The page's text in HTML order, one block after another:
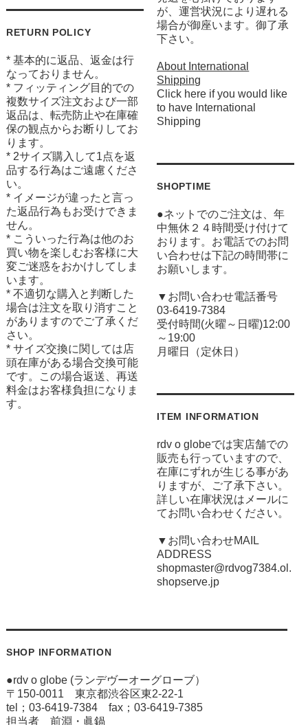
RETURN POLICY
* 基本的に返品、返金は行
なっておりません。
* フィッティング目的での
複数サイズ注文および一部
返品は、転売防止や在庫確
保の観点からお断りしてお
ります。
* 2サイズ購入して1点を返
品する行為はご遠慮くださ
い。
* イメージが違ったと言っ
た返品行為もお受けできま
せん。
* こういった行為は他のお
買い物を楽しむお客様に大
変ご迷惑をおかけしてしま
います。
* 不適切な購入と判断した
場合は注文を取り消すこと
がありますのでご了承くだ
さい。
* サイズ交換に関しては店
頭在庫がある場合交換可能
です。この場合返送、再送
料金はお客様負担になりま
す。
が、運営状況により遅れる
場合が御座います。御了承
下さい。
About International
Shipping
Click here if you would like
to have International
Shipping
SHOPTIME
●ネットでのご注文は、年
中無休２４時間受け付けて
おります。お電話でのお問
い合わせは下記の時間帯に
お願いします。
▼お問い合わせ電話番号
03-6419-7384
受付時間(火曜～日曜)12:00
～19:00
月曜日（定休日）
ITEM INFORMATION
rdv o globeでは実店舗での
販売も行っていますので、
在庫にずれが生じる事があ
りますが、ご了承下さい。
詳しい在庫状況はメールに
てお問い合わせください。
▼お問い合わせMAIL
ADDRESS
shopmaster@rdvog7384.ol.
shopserve.jp
SHOP INFORMATION
●rdv o globe (ランデヴーオーグローブ）
〒150-0011 東京都渋谷区東2-22-1
tel；03-6419-7384 fax；03-6419-7385
担当者 前淵・眞鍋